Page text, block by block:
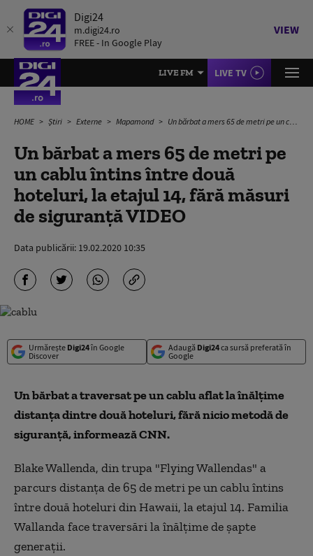
Digi24
m.digi24.ro
FREE - In Google Play
VIEW
LIVE FM LIVE TV
HOME Știri Externe Mapamond Un bărbat a mers 65 de metri pe un cablu întins între două hoteluri, la etajul 14, fără măsuri de siguranță VIDEO
Un bărbat a mers 65 de metri pe
un cablu întins între două
hoteluri, la etajul 14, fără măsuri
de siguranță VIDEO
Data publicării: 19.02.2020 10:35
Urmărește Digi24în Google
Discover
Adaugă Digi24ca sursă preferată în
Google
Un bărbat a traversat pe un cablu aflat la înălțime
distanța dintre două hoteluri, fără nicio metodă de
siguranță, informează CNN.
Blake Wallenda, din trupa "Flying Wallendas" a
parcurs distanța de 65 de metri pe un cablu întins
între două hoteluri din Hawaii, la etajul 14. Familia
Wallanda face traversări la înălțime de șapte
generații.